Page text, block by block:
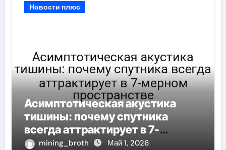
Новости плюс
Асимптотическая акустика
тишины: почему спутника
всегда аттрактирует в 7-
мерном пространстве
mining_broth Май 1, 2026